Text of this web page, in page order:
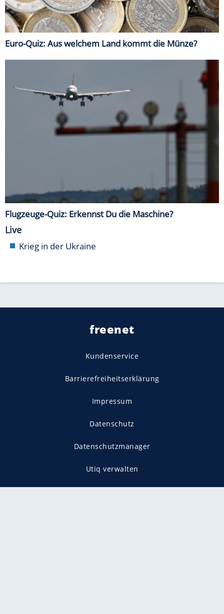
Euro-Quiz: Aus welchem Land kommt die Münze?
Flugzeuge-Quiz: Erkennst Du die Maschine?
Live
Krieg in der Ukraine
freenet
Kundenservice
Barrierefreiheitserklärung
Impressum
Datenschutz
Datenschutzmanager
Utiq verwalten